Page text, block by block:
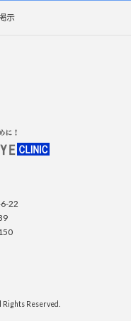
示
22
Reserved.